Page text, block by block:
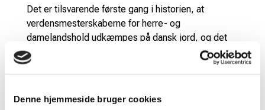
Denne hjemmeside bruger cookies
Det er tilsvarende første gang i historien, at
verdensmesterskaberne for herre- og
damelandshold udkæmpes på dansk jord, og det
danske herrelandshold går benhårdt efter at løfte
Thomas Cup-trofæet på hjemmebane.
Klik her for at læse mere om VIP-tilbuddet.